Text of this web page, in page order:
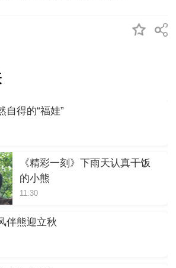
自得的“福娃”
《精彩一刻》下雨天认真干饭
的小熊
11:30
伴熊迎立秋